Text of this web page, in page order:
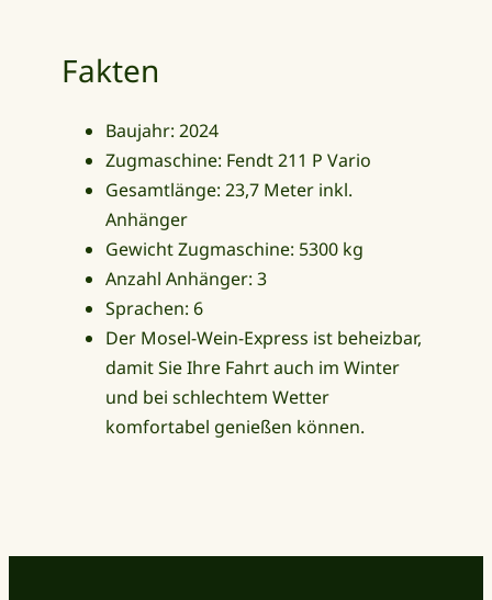
Fakten
Baujahr: 2024
Zugmaschine: Fendt 211 P Vario
Gesamtlänge: 23,7 Meter inkl.
Anhänger
Gewicht Zugmaschine: 5300 kg
Anzahl Anhänger: 3
Sprachen: 6
Der Mosel-Wein-Express ist beheizbar,
damit Sie Ihre Fahrt auch im Winter
und bei schlechtem Wetter
komfortabel genießen können.